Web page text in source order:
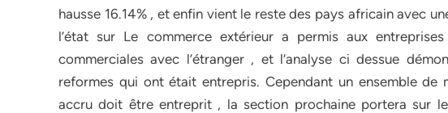
hausse 16.14% , et enfin vient le reste des pays africain avec
l’état sur Le commerce extérieur a permis aux
commerciales avec l’étranger , et l’analyse ci dessue
reformes qui ont était entrepris. Cependant un ensemble
accru doit être entreprit , la section prochaine portera sur